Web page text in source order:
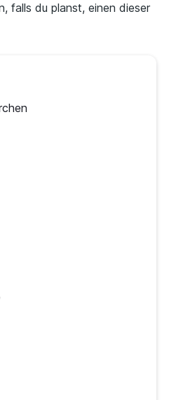
falls du planst, einen dieser